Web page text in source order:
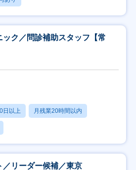
ック／問診補助スタッフ【常
日以上 月残業20時間以内
／リーダー候補／東京